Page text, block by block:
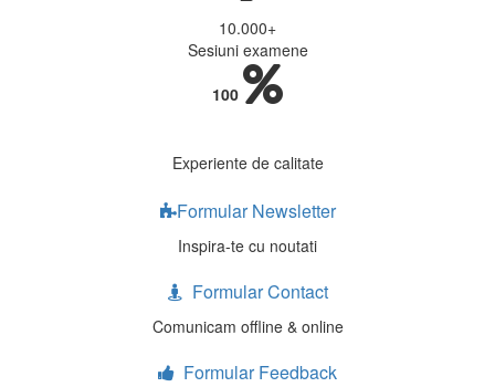
10.000+
Sesiuni examene
100
Experiente de calitate
Formular Newsletter
Inspira-te cu noutati
Formular Contact
Comunicam offline & online
Formular Feedback